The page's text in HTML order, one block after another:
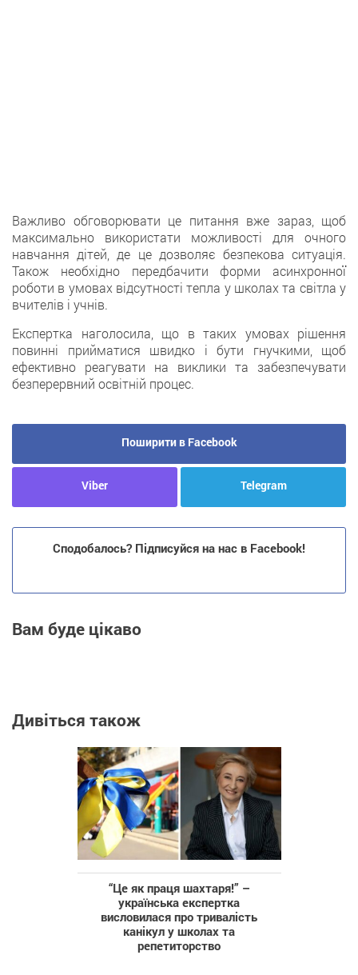
Важливо обговорювати це питання вже зараз, щоб
максимально використати можливості для очного
навчання дітей, де це дозволяє безпекова ситуація.
Також необхідно передбачити форми асинхронної
роботи в умовах відсутності тепла у школах та світла у
вчителів і учнів.
Експертка наголосила, що в таких умовах рішення
повинні прийматися швидко і бути гнучкими, щоб
ефективно реагувати на виклики та забезпечувати
безперервний освітній процес.
Поширити в Facebook
Viber Telegram
Сподобалось? Підписуйся на нас в Facebook!
Вам буде цікаво
Дивіться також
“Це як праця шахтаря!” –
українська експертка
висловилася про тривалість
канікул у школах та
репетиторство